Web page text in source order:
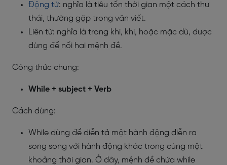
Động từ: nghĩa là tiêu tốn thời gian một cách thư
thái, thường gặp trong văn viết.
Liên từ: nghĩa là trong khi, khi, hoặc mặc dù, được
dùng để nối hai mệnh đề.
Công thức chung:
While + subject + Verb
Cách dùng:
While dùng để diễn tả một hành động diễn ra
song song với hành động khác trong cùng một
khoảng thời gian. Ở đây, mệnh đề chứa while